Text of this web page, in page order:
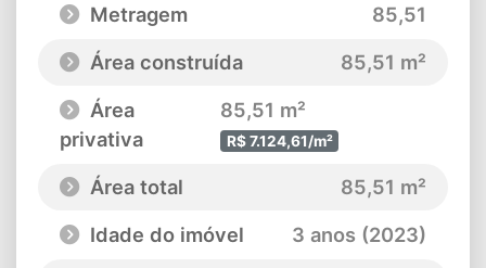
Metragem
85,51
Área construída
85,51 m²
Área
privativa
85,51 m²
R$ 7.124,61/m²
Área total
85,51 m²
Idade do imóvel
3 anos (2023)